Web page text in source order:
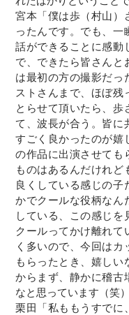
宮本「僕は歩（村山）
ったんです。でも、一
話ができることに感動
で、できたら皆さんと
は最初の方の撮影だっ
ストさんまで、ほぼ残
とらせて頂いたら、歩
て、波長が合う。皆に
すごく良かったのが嬉
の作品に出演させても
ものはあるんだけれ
良くしている感じの子
かでクールな役柄なん
している、この感じを
クールってかけ離れて
く多いので、今回は
もらったとき、嬉し
からまず、静かに稽古
なと思っています（笑）
栗田「私ももうすでに